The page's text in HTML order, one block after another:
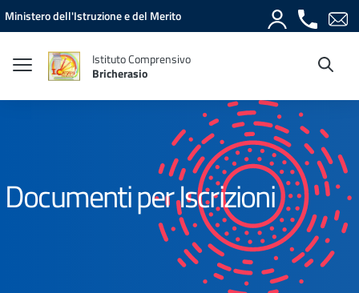
Vai ai contenuti
Vai al menu di navigazione
Vai al footer
Ministero dell'Istruzione e del Merito
Istituto Comprensivo
Bricherasio
Documenti per Iscrizioni